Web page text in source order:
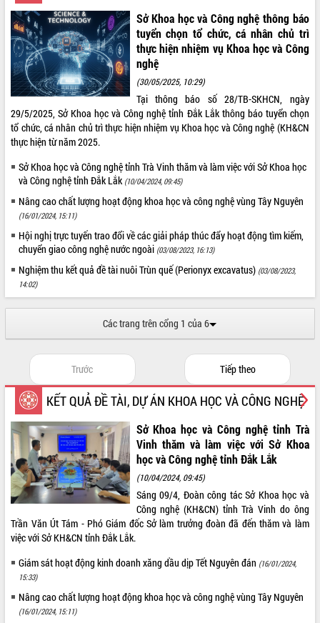
Không có file video nào để phát.
ALBUM ẢNH
Sở Khoa học và Công nghệ thông báo
tuyển chọn tổ chức, cá nhân chủ trì
thực hiện nhiệm vụ Khoa học và Công
nghệ
(30/05/2025, 10:29)
Tại thông báo số 28/TB-SKHCN, ngày
29/5/2025, Sở Khoa học và Công nghệ tỉnh Đắk Lắk thông báo tuyển chọn
tổ chức, cá nhân chủ trì thực hiện nhiệm vụ Khoa học và Công nghệ (KH&CN
thực hiện từ năm 2025.
Sở Khoa học và Công nghệ tỉnh Trà Vinh thăm và làm việc với Sở Khoa học
và Công nghệ tỉnh Đắk Lắk (10/04/2024, 09:45)
Nâng cao chất lượng hoạt động khoa học và công nghệ vùng Tây Nguyên
(16/01/2024, 15:11)
Hội nghị trực tuyến trao đổi về các giải pháp thúc đẩy hoạt động tìm kiếm,
chuyển giao công nghệ nước ngoài (03/08/2023, 16:13)
Nghiệm thu kết quả đề tài nuôi Trùn quế (Perionyx excavatus) (03/08/2023,
14:02)
Các trang trên cổng 1 của 6
Trước Tiếp theo
KẾT QUẢ ĐỀ TÀI, DỰ ÁN KHOA HỌC VÀ CÔNG NGHỆ
Sở Khoa học và Công nghệ tỉnh Trà
Vinh thăm và làm việc với Sở Khoa
học và Công nghệ tỉnh Đắk Lắk
(10/04/2024, 09:45)
Sáng 09/4, Đoàn công tác Sở Khoa học và
Công nghệ (KH&CN) tỉnh Trà Vinh do ông
Trần Văn Út Tám - Phó Giám đốc Sở làm trưởng đoàn đã đến thăm và làm
việc với Sở KH&CN tỉnh Đắk Lắk.
Giám sát hoạt động kinh doanh xăng dầu dịp Tết Nguyên đán (16/01/2024,
15:33)
Nâng cao chất lượng hoạt động khoa học và công nghệ vùng Tây Nguyên
(16/01/2024, 15:11)